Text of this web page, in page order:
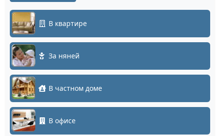
В квартире
За няней
В частном доме
В офисе